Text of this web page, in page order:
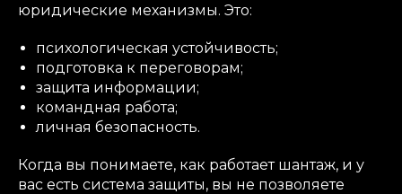
юридические механизмы. Это:
психологическая устойчивость;
подготовка к переговорам;
защита информации;
командная работа;
личная безопасность.
Когда вы понимаете, как работает шантаж, и у
вас есть система защиты, вы не позволяете